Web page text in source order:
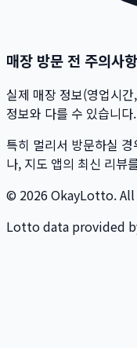
매장 방문 전 주의사항
실제 매장 정보(영업시
정보와 다를 수 있습니다.
특히 멀리서 방문하실
나, 지도 앱의 최신 리뷰
© 2026 OkayLotto.
Lotto data provided